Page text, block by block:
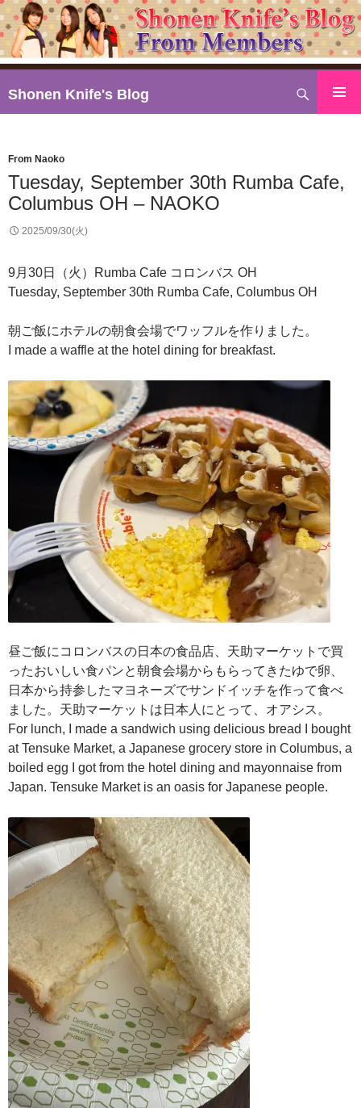
Shonen Knife's Blog
索
ン
ツ
へ
ス
ッ
プ
From Naoko
Tuesday, September 30th Rumba Cafe,
Columbus OH – NAOKO
2025/09/30(火)
9月30日（火）Rumba Cafe コロンバス OH
Tuesday, September 30th Rumba Cafe, Columbus OH
朝ご飯にホテルの朝食会場でワッフルを作りました。
I made a waffle at the hotel dining for breakfast.
昼ご飯にコロンバスの日本の食品店、天助マーケットで買
ったおいしい食パンと朝食会場からもらってきたゆで卵、
日本から持参したマヨネーズでサンドイッチを作って食べ
ました。天助マーケットは日本人にとって、オアシス。
For lunch, I made a sandwich using delicious bread I bought
at Tensuke Market, a Japanese grocery store in Columbus, a
boiled egg I got from the hotel dining and mayonnaise from
Japan. Tensuke Market is an oasis for Japanese people.